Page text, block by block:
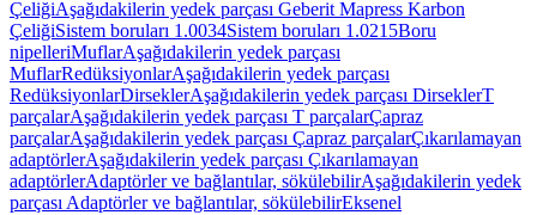
ÇeliğiAşağıdakilerin yedek parçası Geberit Mapress Karbon
ÇeliğiSistem boruları 1.0034Sistem boruları 1.0215Boru
nipelleriMuflarAşağıdakilerin yedek parçası
MuflarRedüksiyonlarAşağıdakilerin yedek parçası
RedüksiyonlarDirseklerAşağıdakilerin yedek parçası DirseklerT
parçalarAşağıdakilerin yedek parçası T parçalarÇapraz
parçalarAşağıdakilerin yedek parçası Çapraz parçalarÇıkarılamayan
adaptörlerAşağıdakilerin yedek parçası Çıkarılamayan
adaptörlerAdaptörler ve bağlantılar, sökülebilirAşağıdakilerin yedek
parçası Adaptörler ve bağlantılar, sökülebilirEksenel